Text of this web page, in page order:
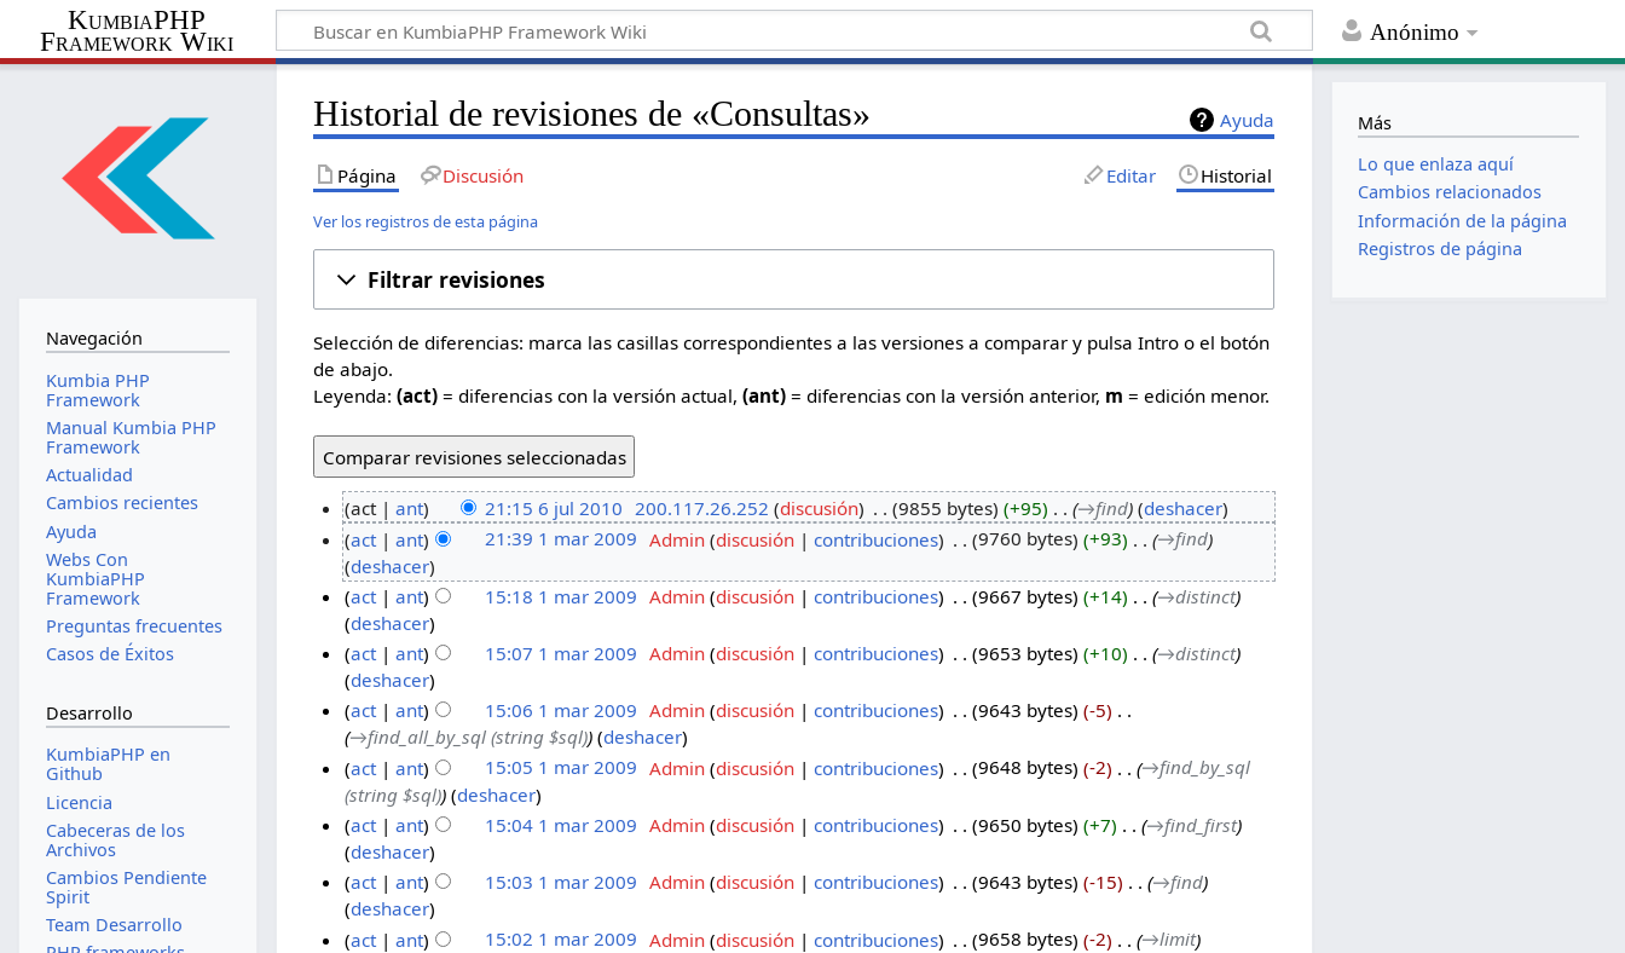
Anónimo
KumbiaPHP
Framework Wiki
Ayuda
Historial de revisiones de «Consultas»
Página Discusión Editar Historial
Ver los registros de esta página
Filtrar revisiones
Selección de diferencias: marca las casillas correspondientes a las versiones a comparar y pulsa Intro o el botón
de abajo.
Leyenda:(act) = diferencias con la versión actual,(ant) = diferencias con la versión anterior, m = edición menor.
act ant 21:15 6 jul 2010 200.117.26.252 discusión 9855 bytes +95 →‎find
deshacer
act
ant 21:39 1 mar 2009 Admin discusión contribuciones 9760 bytes +93
→‎find
deshacer
act
ant 15:18 1 mar 2009 Admin discusión contribuciones 9667 bytes +14
→‎distinct
deshacer
act
ant 15:07 1 mar 2009 Admin discusión contribuciones 9653 bytes +10
→‎distinct
deshacer
act
ant 15:06 1 mar 2009 Admin discusión contribuciones 9643 bytes -5
→‎find_all_by_sql (string $sql)
deshacer
act
ant 15:05 1 mar 2009 Admin discusión contribuciones 9648 bytes -2
→‎find_by_sql
(string $sql)
deshacer
act
ant 15:04 1 mar 2009 Admin discusión contribuciones 9650 bytes +7
→‎find_first
deshacer
act
ant 15:03 1 mar 2009 Admin discusión contribuciones 9643 bytes -15
→‎find
deshacer
act
ant 15:02 1 mar 2009 Admin discusión contribuciones 9658 bytes -2
→‎limit
Navegación
Kumbia PHP
Framework
Manual Kumbia PHP
Framework
Actualidad
Cambios recientes
Ayuda
Webs Con
KumbiaPHP
Framework
Preguntas frecuentes
Casos de Éxitos
Desarrollo
KumbiaPHP en
Github
Licencia
Cabeceras de los
Archivos
Cambios Pendiente
Spirit
Team Desarrollo
Más
Lo que enlaza aquí
Cambios relacionados
Información de la página
Registros de página